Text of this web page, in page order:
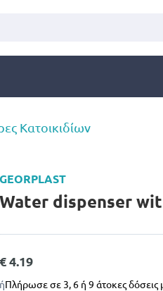
Κατοικιδίων
GEORPLAST
Water dispenser
€ 4.19
ήΠλήρωσε σε 3, 6 ή 9 άτοκες δόσεις